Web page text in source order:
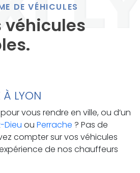
DE VÉHICULES
véhicules
À LYON
vous rendre en ville, ou d’un
Dieu ou Perrache ? Pas de
compter sur vos véhicules
de nos chauffeurs